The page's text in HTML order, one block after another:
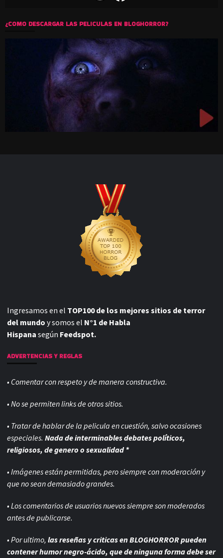
¿COMO DESCARGAR LAS PELICULAS EN BLOGHORROR?
Ingresamos en el TOP100 de los mejores sitios de terror
del mundo y somos el N°1 de Habla
Hispana según Feedspot.
ADVERTENCIAS Y REGLAS
• Comentar con respeto y de manera constructiva.
• No se permiten links de otros sitios.
• Tratar de hablar de la pelicula en cuestión, salvo ocasiones
especiales. Nada de interminables debates políticos,
religiosos, de genero o sexualidad *
• Imágenes están permitidas, pero siempre conmoderación y
que no sean demasiado grandes.
• Los comentarios de usuarios nuevos siempre son moderados
antes de publicarse.
• Por ultimo, las reseñas y criticas en BLOGHORROR pueden
contener humor negro-ácido, que de ninguna forma debe ser